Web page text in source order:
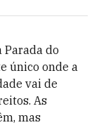
Parada do
único onde a
vai de
As
mas